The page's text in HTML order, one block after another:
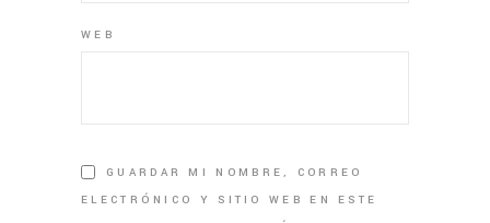
WEB
GUARDAR MI NOMBRE, CORREO
ELECTRÓNICO Y SITIO WEB EN ESTE